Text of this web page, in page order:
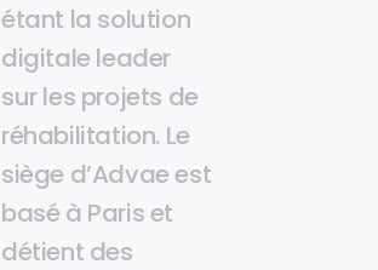
étant la solution
digitale leader
sur les projets de
réhabilitation. Le
siège d’Advae est
basé à Paris et
détient des